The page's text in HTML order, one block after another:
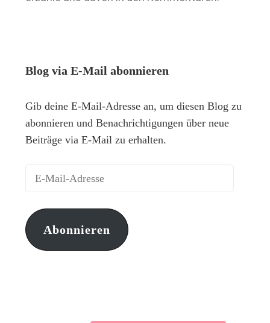
Blog via E-Mail abonnieren
Gib deine E-Mail-Adresse an, um diesen Blog zu
abonnieren und Benachrichtigungen über neue
Beiträge via E-Mail zu erhalten.
Abonnieren